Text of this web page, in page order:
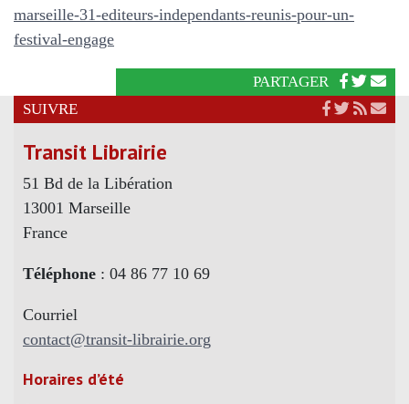
marseille-31-editeurs-independants-reunis-pour-un-
festival-engage
PARTAGER
SUIVRE
Transit Librairie
51 Bd de la Libération
13001 Marseille
France
Téléphone : 04 86 77 10 69
Courriel
contact@transit-librairie.org
Horaires d’été